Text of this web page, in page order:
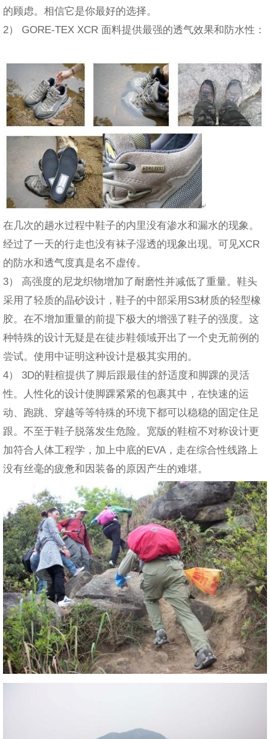
的顾虑。相信它是你最好的选择。
2） GORE-TEX XCR 面料提供最强的透气效果和防水性：
在几次的趟水过程中鞋子的内里没有渗水和漏水的现象。
经过了一天的行走也没有袜子湿透的现象出现。可见XCR
的防水和透气度真是名不虚传。
3） 高强度的尼龙织物增加了耐磨性并减低了重量。鞋头
采用了轻质的晶砂设计，鞋子的中部采用S3材质的轻型橡
胶。在不增加重量的前提下极大的增强了鞋子的强度。这
种特殊的设计无疑是在徒步鞋领域开出了一个史无前例的
尝试。使用中证明这种设计是极其实用的。
4） 3D的鞋楦提供了脚后跟最佳的舒适度和脚踝的灵活
性。人性化的设计使脚踝紧紧的包裹其中，在快速的运
动、跑跳、穿越等等特殊的环境下都可以稳稳的固定住足
跟。不至于鞋子脱落发生危险。宽版的鞋楦不对称设计更
加符合人体工程学，加上中底的EVA，走在综合性线路上
没有丝毫的疲惫和因装备的原因产生的难堪。